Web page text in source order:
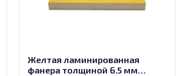
Желтая ламинированная
фанера толщиной 6.5 мм